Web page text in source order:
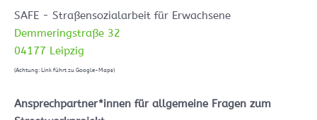
SAFE - Straßensozialarbeit für Erwachsene
Demmeringstraße 32
04177 Leipzig
(Achtung: Link führt zu Google-Maps)
Ansprechpartner*innen für allgemeine Fragen zum